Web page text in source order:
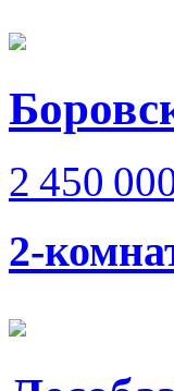
2 450
2-